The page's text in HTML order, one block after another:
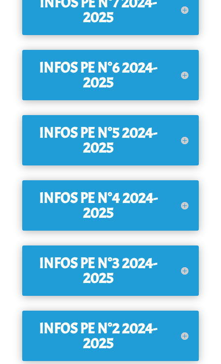
2025
INFOS PE N°6 2024-
2025
INFOS PE N°5 2024-
2025
INFOS PE N°4 2024-
2025
INFOS PE N°3 2024-
2025
INFOS PE N°2 2024-
2025